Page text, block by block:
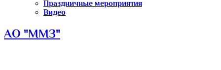
Праздничные мероприятия
Видео
АО "ММЗ"